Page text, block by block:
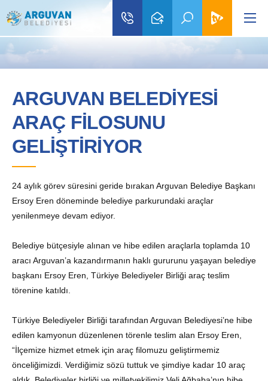
ARGUVAN BELEDİYESİ
ARAÇ FİLOSUNU
GELİŞTİRİYOR
24 aylık görev süresini geride bırakan Arguvan Belediye Başkanı
Ersoy Eren döneminde belediye parkurundaki araçlar
yenilenmeye devam ediyor.
Belediye bütçesiyle alınan ve hibe edilen araçlarla toplamda 10
aracı Arguvan’a kazandırmanın haklı gururunu yaşayan belediye
başkanı Ersoy Eren, Türkiye Belediyeler Birliği araç teslim
törenine katıldı.
Türkiye Belediyeler Birliği tarafından Arguvan Belediyesi’ne hibe
edilen kamyonun düzenlenen törenle teslim alan Ersoy Eren,
“İlçemize hizmet etmek için araç filomuzu geliştirmemiz
önceliğimizdi. Verdiğimiz sözü tuttuk ve şimdiye kadar 10 araç